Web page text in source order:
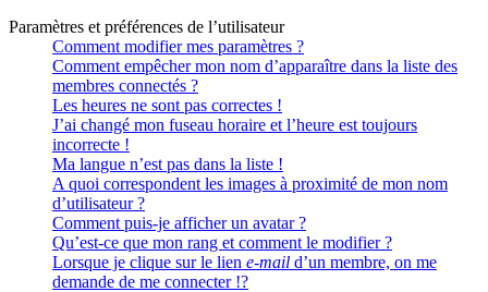
Paramètres et préférences de l’utilisateur
Comment modifier mes paramètres ?
Comment empêcher mon nom d’apparaître dans la liste des
membres connectés ?
Les heures ne sont pas correctes !
J’ai changé mon fuseau horaire et l’heure est toujours
incorrecte !
Ma langue n’est pas dans la liste !
A quoi correspondent les images à proximité de mon nom
d’utilisateur ?
Comment puis-je afficher un avatar ?
Qu’est-ce que mon rang et comment le modifier ?
Lorsque je clique sur le lien e-mail d’un membre, on me
demande de me connecter !?